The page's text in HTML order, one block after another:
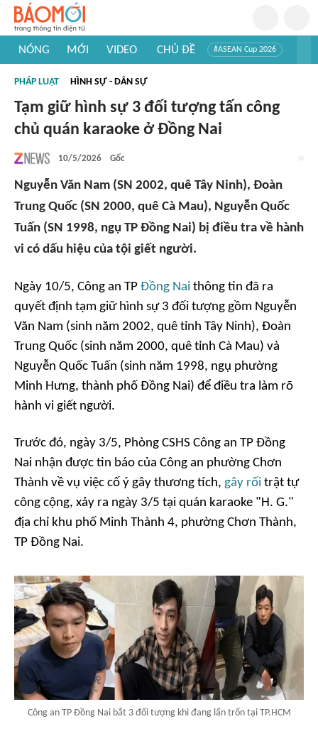
NÓNG MỚI VIDEO CHỦ ĐỀ #ASEAN Cup 2026
#Khám phá thế giới
PHÁP LUẬT HÌNH SỰ - DÂN SỰ
Tạm giữ hình sự 3 đối tượng tấn công
chủ quán karaoke ở Đồng Nai
10/5/2026 Gốc
Nguyễn Văn Nam (SN 2002, quê Tây Ninh), Đoàn
Trung Quốc (SN 2000, quê Cà Mau), Nguyễn Quốc
Tuấn (SN 1998, ngụ TP Đồng Nai) bị điều tra về hành
vi có dấu hiệu của tội giết người.
Ngày 10/5, Công an TP Đồng Nai thông tin đã ra
quyết định tạm giữ hình sự 3 đối tượng gồm Nguyễn
Văn Nam (sinh năm 2002, quê tỉnh Tây Ninh), Đoàn
Trung Quốc (sinh năm 2000, quê tỉnh Cà Mau) và
Nguyễn Quốc Tuấn (sinh năm 1998, ngụ phường
Minh Hưng, thành phố Đồng Nai) để điều tra làm rõ
hành vi giết người.
Trước đó, ngày 3/5, Phòng CSHS Công an TP Đồng
Nai nhận được tin báo của Công an phường Chơn
Thành về vụ việc cố ý gây thương tích, gây rối trật tự
công cộng, xảy ra ngày 3/5 tại quán karaoke "H. G."
địa chỉ khu phố Minh Thành 4, phường Chơn Thành,
TP Đồng Nai.
Công an TP Đồng Nai bắt 3 đối tượng khi đang lẩn trốn tại TP.HCM